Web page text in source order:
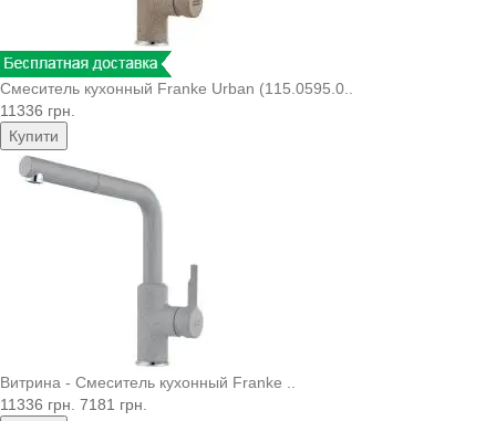
Смеситель кухонный Franke Urban (115.0595.0..
11336 грн.
Купити
Витрина - Смеситель кухонный Franke ..
11336 грн. 7181 грн.